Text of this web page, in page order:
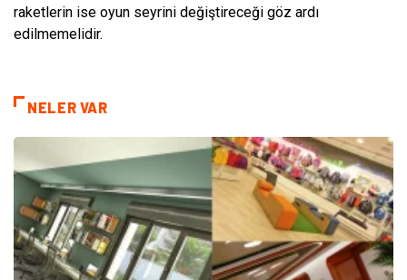
raketlerin ise oyun seyrini değiştireceği göz ardı
edilmemelidir.
NELER VAR